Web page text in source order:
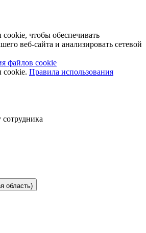
чтобы обеспечивать
веб-сайта и анализировать сетевой
файлов cookie
Правила использования
область)